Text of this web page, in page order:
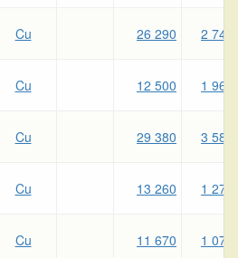
Cu 26 290 2 740
Cu 12 500 1 960
Cu 29 380 3 580
Cu 13 260 1 270
Cu 11 670 1 070